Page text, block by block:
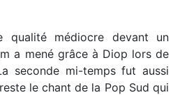
qualité médiocre devant un
a mené grâce à Diop lors de
seconde mi-temps fut aussi
le chant de la Pop Sud qui